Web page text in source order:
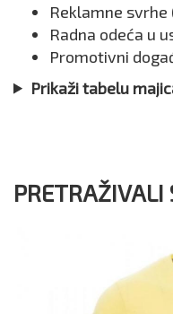
Reklamne svrhe
Radna odeća u
Promotivni
Prikaži tabelu
PRETRAŽIVALI